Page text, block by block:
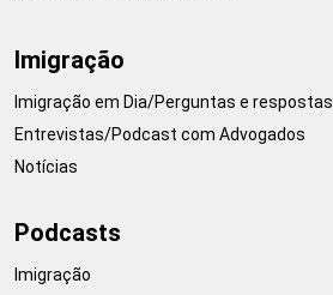
Imigração
Imigração em Dia/Perguntas e respostas
Entrevistas/Podcast com Advogados
Notícias
Podcasts
Imigração